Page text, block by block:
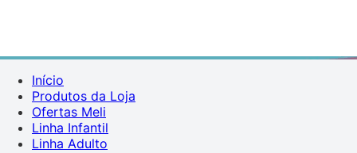
Início
Produtos da Loja
Ofertas Meli
Linha Infantil
Linha Adulto